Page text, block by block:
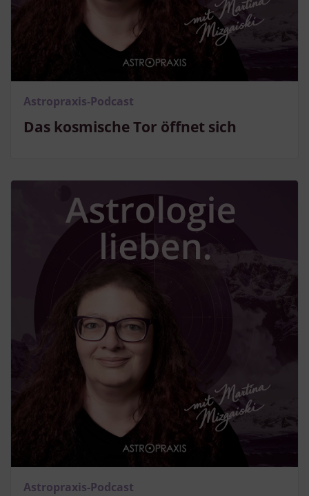
Das kosmische Tor öffnet sich
Astropraxis-Podcast
Astropraxis-Podcast
Endgeräteeigenschaften zur Identifikation aktiv abfragen